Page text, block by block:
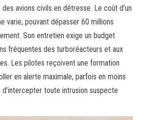
avions civils en détresse. Le coût d’un
varie, pouvant dépasser 60 millions
Son entretien exige un budget
fréquentes des turboréacteurs et aux
Les pilotes reçoivent une formation
en alerte maximale, parfois en moins
toute intrusion suspecte